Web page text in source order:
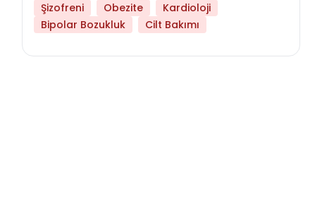
Şizofreni
Obezite
Kardioloji
Bipolar Bozukluk
Cilt Bakımı